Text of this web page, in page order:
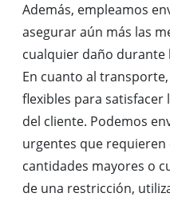
Además, empleamos
asegurar aún más las
cualquier daño durante
En cuanto al
flexibles para satisfacer
del cliente. Podemos
urgentes que requieren
cantidades mayores o
de una restricción,